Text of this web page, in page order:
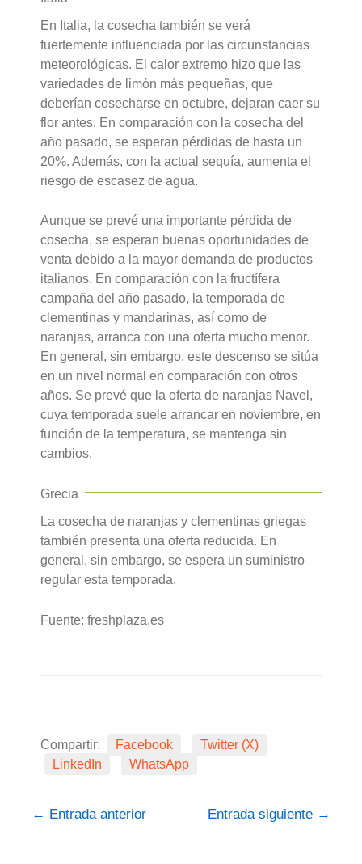
En Italia, la cosecha también se verá
fuertemente influenciada por las circunstancias
meteorológicas. El calor extremo hizo que las
variedades de limón más pequeñas, que
deberían cosecharse en octubre, dejaran caer su
flor antes. En comparación con la cosecha del
año pasado, se esperan pérdidas de hasta un
20%. Además, con la actual sequía, aumenta el
riesgo de escasez de agua.
Aunque se prevé una importante pérdida de
cosecha, se esperan buenas oportunidades de
venta debido a la mayor demanda de productos
italianos. En comparación con la fructífera
campaña del año pasado, la temporada de
clementinas y mandarinas, así como de
naranjas, arranca con una oferta mucho menor.
En general, sin embargo, este descenso se sitúa
en un nivel normal en comparación con otros
años. Se prevé que la oferta de naranjas Navel,
cuya temporada suele arrancar en noviembre, en
función de la temperatura, se mantenga sin
cambios.
Grecia
La cosecha de naranjas y clementinas griegas
también presenta una oferta reducida. En
general, sin embargo, se espera un suministro
regular esta temporada.
Fuente: freshplaza.es
Compartir: Facebook
Twitter (X)
LinkedIn
WhatsApp
← Entrada anterior Entrada siguiente →